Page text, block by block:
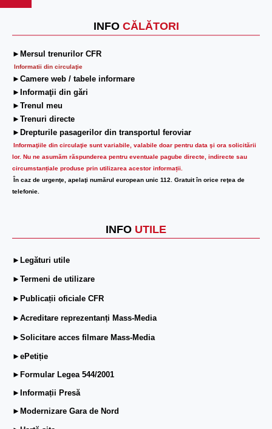
INFO CĂLĂTORI
►Mersul trenurilor CFR
Informatii din circulaţie
►Camere web / tabele informare
►Informaţii din gări
►Trenul meu
►Trenuri directe
►Drepturile pasagerilor din transportul feroviar
Informaţiile din circulaţie sunt variabile, valabile doar pentru data şi ora solicitării
lor. Nu ne asumăm răspunderea pentru eventuale pagube directe, indirecte sau
circumstanțiale produse prin utilizarea acestor informații.
În caz de urgenţe, apelaţi numărul european unic 112. Gratuit în orice reţea de
telefonie.
INFO UTILE
►Legături utile
►Termeni de utilizare
►Publicații oficiale CFR
►Acreditare reprezentanți Mass-Media
►Solicitare acces filmare Mass-Media
►ePetiție
►Formular Legea 544/2001
►Informații Presă
►Modernizare Gara de Nord